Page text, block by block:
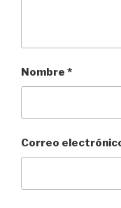
Nombre *
Correo